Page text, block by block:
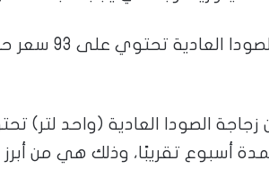
زجاجة الصودا العادية (واحد
أسبوع تقريبًا، وذلك هي من